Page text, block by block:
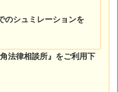
のシュミレーションを
法律相談所』をご利用下